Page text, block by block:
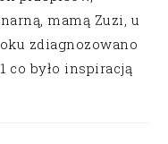
mamą Zuzi, u
zdiagnozowano
co było inspiracją